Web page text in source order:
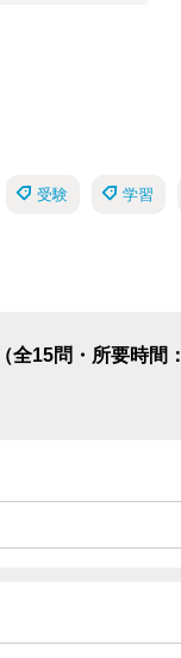
受験 学習
全15問・所要時間